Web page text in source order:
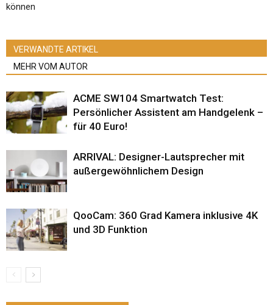
können
VERWANDTE ARTIKEL
MEHR VOM AUTOR
ACME SW104 Smartwatch Test:
Persönlicher Assistent am Handgelenk –
für 40 Euro!
ARRIVAL: Designer-Lautsprecher mit
außergewöhnlichem Design
QooCam: 360 Grad Kamera inklusive 4K
und 3D Funktion